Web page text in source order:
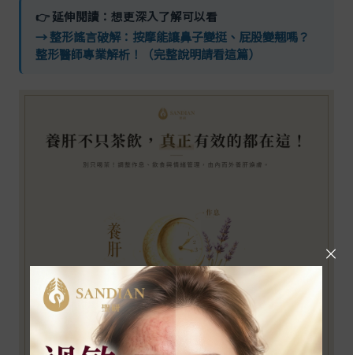
👉 延伸閱讀：想更深入了解可以看
→ 整形謠言破解：按摩能讓鼻子變挺、屁股變翹嗎？
整形醫師專業解析！（完整說明請看這篇）